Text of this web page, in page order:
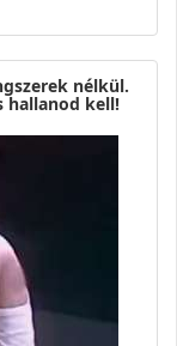
nélkül.
hallanod kell!